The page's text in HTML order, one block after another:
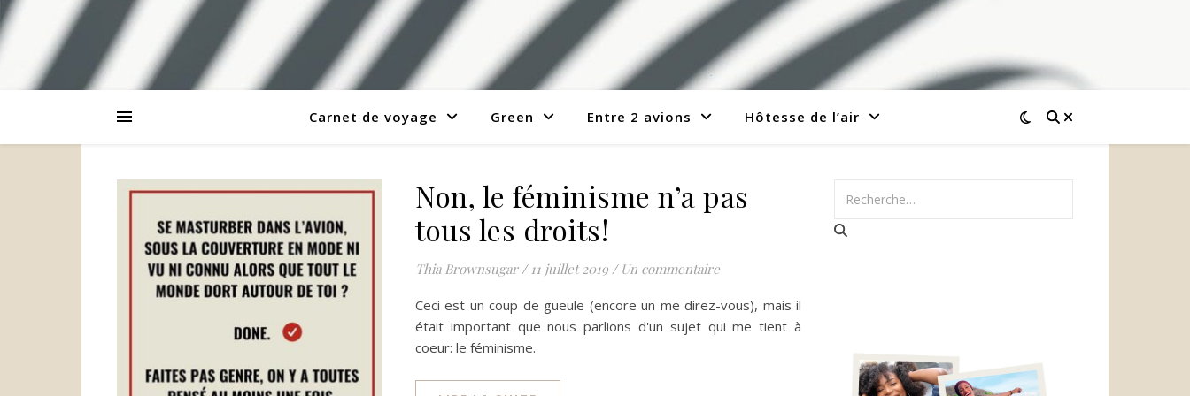
Carnet de voyage Green Entre 2 avions Hôtesse de l’air
Non, le féminisme n’a pas
tous les droits!
Thia Brownsugar / 11 juillet 2019 / Un commentaire
Ceci est un coup de gueule (encore un me direz-vous), mais il
était important que nous parlions d'un sujet qui me tient à
coeur: le féminisme.